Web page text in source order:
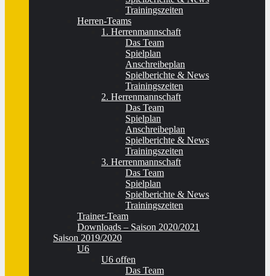
Trainingszeiten
Herren-Teams
1. Herrenmannschaft
Das Team
Spielplan
Anschreibeplan
Spielberichte & News
Trainingszeiten
2. Herrenmannschaft
Das Team
Spielplan
Anschreibeplan
Spielberichte & News
Trainingszeiten
3. Herrenmannschaft
Das Team
Spielplan
Spielberichte & News
Trainingszeiten
Trainer-Team
Downloads – Saison 2020/2021
Saison 2019/2020
U6
U6 offen
Das Team